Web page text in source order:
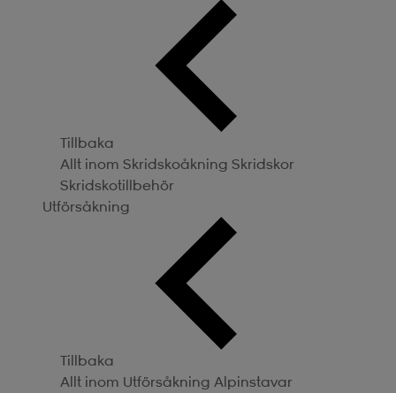
Tillbaka
Allt inom Skridskoåkning Skridskor
Skridskotillbehör
Utförsåkning
Tillbaka
Allt inom Utförsåkning Alpinstavar